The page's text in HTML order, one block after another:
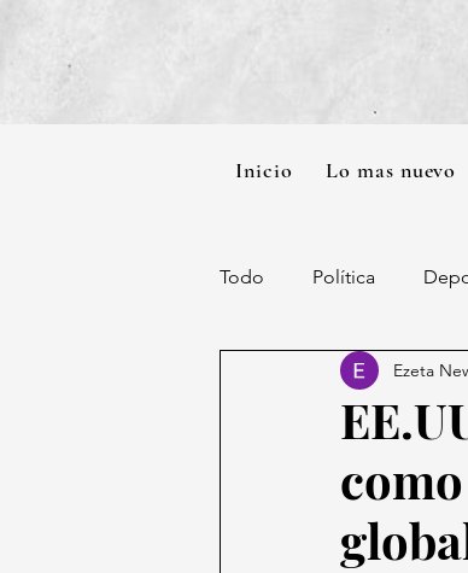
Inicio Lo mas nuevo
Todo Política
Ezeta